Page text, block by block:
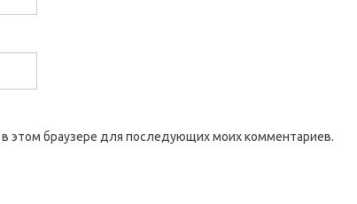
этом браузере для последующих моих комментариев.